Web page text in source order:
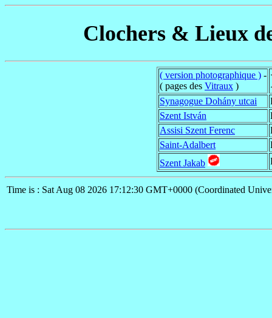
Clochers & Lieux
( version photographique ) -
( pages des Vitraux )
Synagogue Dohány utcai
Szent István
Assisi Szent Ferenc
Saint-Adalbert
Szent Jakab
Time is : Sat Aug 08 2026 17:12:30 GMT+0000 (Coordinated